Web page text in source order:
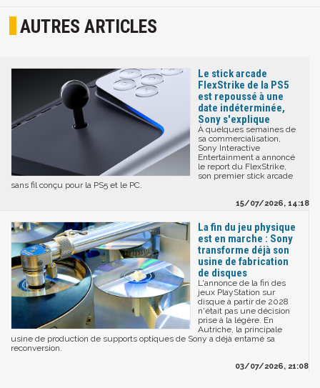
AUTRES ARTICLES
Le stick arcade
FlexStrike de la PS5
est repoussé à une
date indéterminée,
Sony s'explique
À quelques semaines de
sa commercialisation,
Sony Interactive
Entertainment a annoncé
le report du FlexStrike,
son premier stick arcade
sans fil conçu pour la PS5 et le PC.
15/07/2026, 14:18
La fin du jeu physique
est en marche : Sony
transforme déjà son
usine de fabrication
de disques
L'annonce de la fin des
jeux PlayStation sur
disque à partir de 2028
n'était pas une décision
prise à la légère. En
Autriche, la principale
usine de production de supports optiques de Sony a déjà entamé sa
reconversion.
03/07/2026, 21:08